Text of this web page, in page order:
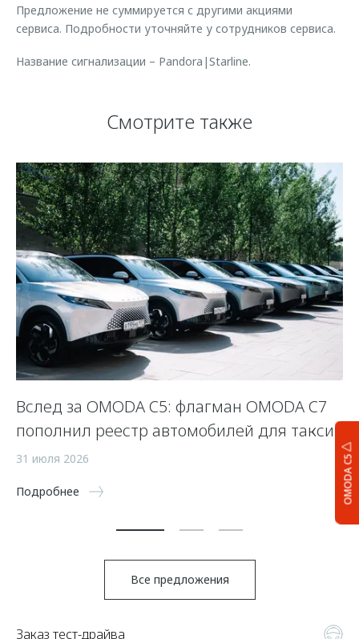
OMODA C5
Предложение не суммируется с другими акциями
сервиса. Подробности уточняйте у сотрудников сервиса.
Название сигнализации – Pandora|Starline.
Смотрите также
Вслед за OMODA C5: флагман OMODA C7
пополнил реестр автомобилей для такси
31 июля 2026
Подробнее
5
Все предложения
Заказ тест-драйва